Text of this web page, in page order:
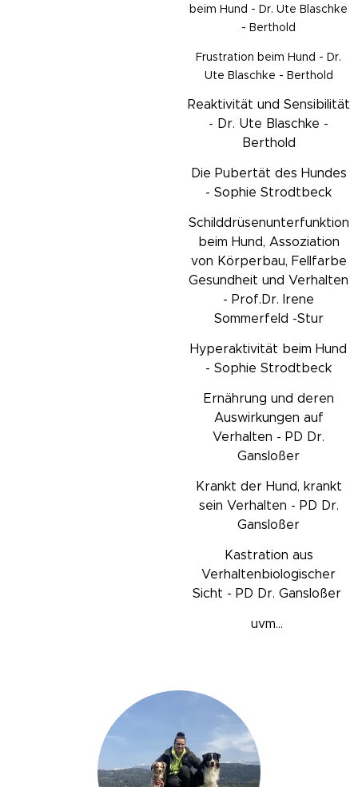
beim Hund - Dr. Ute Blaschke
- Berthold
Frustration beim Hund - Dr.
Ute Blaschke - Berthold
Reaktivität und Sensibilität
- Dr. Ute Blaschke -
Berthold
Die Pubertät des Hundes
- Sophie Strodtbeck
Schilddrüsenunterfunktion
beim Hund, Assoziation
von Körperbau, Fellfarbe
Gesundheit und Verhalten
- Prof.Dr. Irene
Sommerfeld -Stur
Hyperaktivität beim Hund
- Sophie Strodtbeck
Ernährung und deren
Auswirkungen auf
Verhalten - PD Dr.
Gansloßer
Krankt der Hund, krankt
sein Verhalten - PD Dr.
Gansloßer
Kastration aus
Verhaltenbiologischer
Sicht - PD Dr. Gansloßer
uvm...